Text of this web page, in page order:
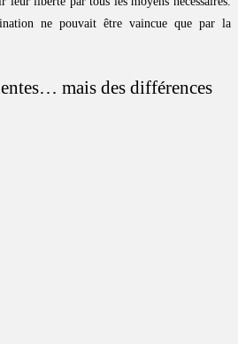
ne pouvait être vaincue que par la
mais des différences